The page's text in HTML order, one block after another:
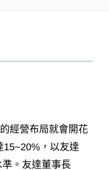
經營布局就會開花
15~20%，以友達
。友達董事長